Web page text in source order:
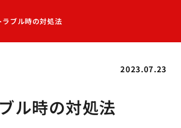
ラブル時の対処法
2023.07.23
ル時の対処法